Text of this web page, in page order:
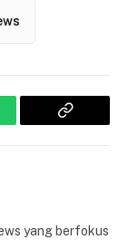
Copy
yang berfokus